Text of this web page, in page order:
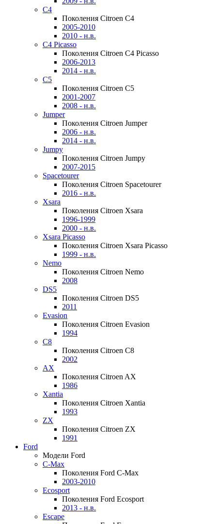
C4
Поколения Citroen C4
2005-2010
2010 - н.в.
C4 Picasso
Поколения Citroen C4 Picasso
2006-2013
2014 - н.в.
C5
Поколения Citroen C5
2001-2007
2008 - н.в.
Jumper
Поколения Citroen Jumper
2006 - н.в.
2014 - н.в.
Jumpy
Поколения Citroen Jumpy
2007-2015
Spacetourer
Поколения Citroen Spacetourer
2016 - н.в.
Xsara
Поколения Citroen Xsara
1996-1999
2000 - н.в.
Xsara Picasso
Поколения Citroen Xsara Picasso
1999 - н.в.
Nemo
Поколения Citroen Nemo
2008
DS5
Поколения Citroen DS5
2011
Evasion
Поколения Citroen Evasion
1994
C8
Поколения Citroen C8
2002
AX
Поколения Citroen AX
1986
Xantia
Поколения Citroen Xantia
1993
ZX
Поколения Citroen ZX
1991
Ford
Модели Ford
C-Max
Поколения Ford C-Max
2003-2010
Ecosport
Поколения Ford Ecosport
2013 - н.в.
Escape